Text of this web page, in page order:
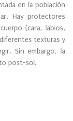
en la población
Hay protectores
(cara, labios,
texturas y
Sin embargo, la
post-sol.